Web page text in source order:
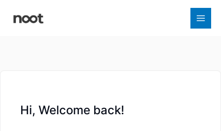
Hi, Welcome back!